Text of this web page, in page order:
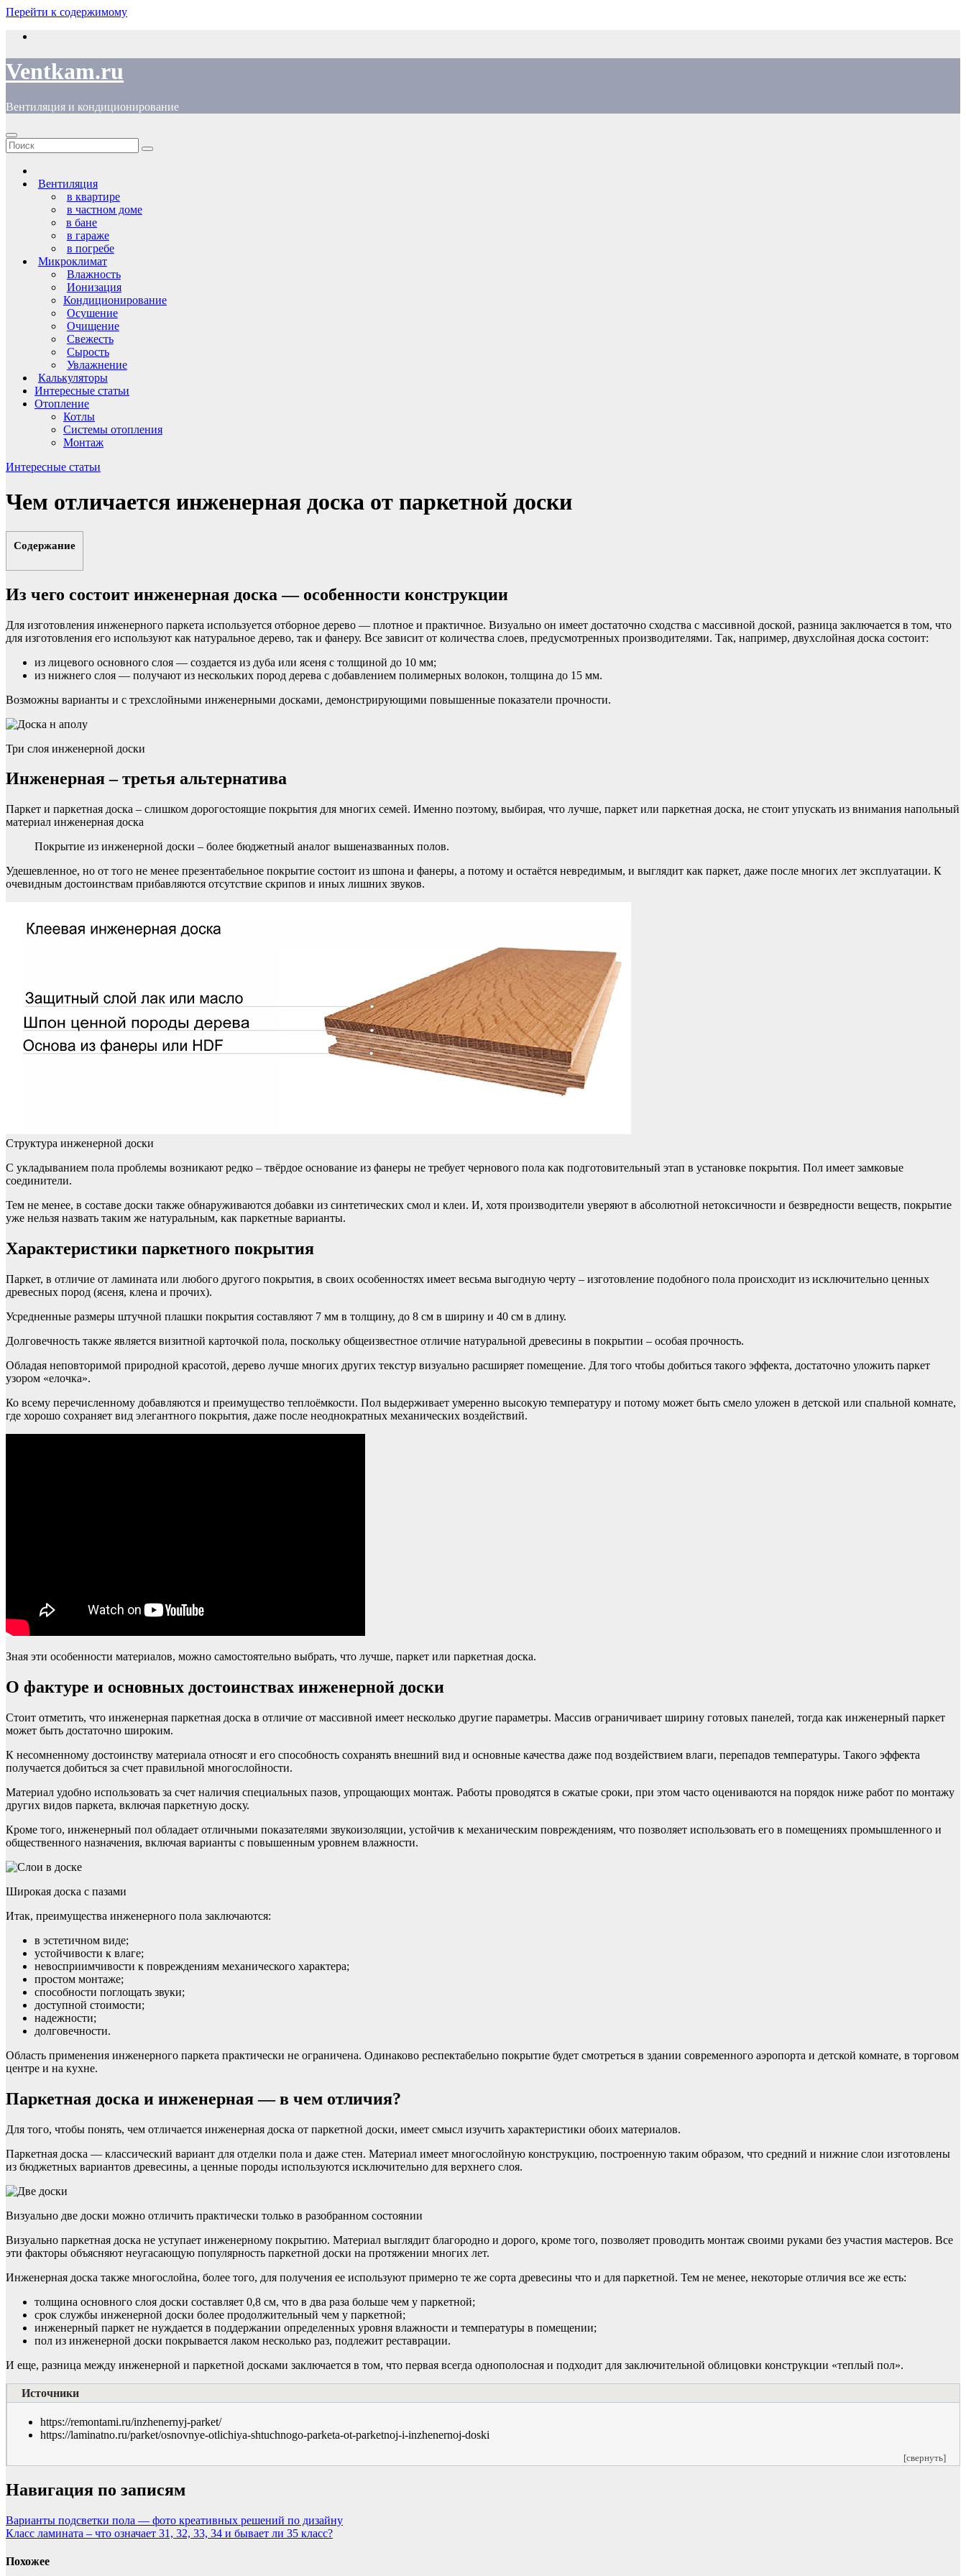
Перейти к содержимому
Ventkam.ru
Вентиляция и кондиционирование
Вентиляция
в квартире
в частном доме
в бане
в гараже
в погребе
Микроклимат
Влажность
Ионизация
Кондиционирование
Осушение
Очищение
Свежесть
Сырость
Увлажнение
Калькуляторы
Интересные статьи
Отопление
Котлы
Системы отопления
Монтаж
Интересные статьи
Чем отличается инженерная доска от паркетной доски
Содержание
Из чего состоит инженерная доска — особенности конструкции
Для изготовления инженерного паркета используется отборное дерево — плотное и практичное. Визуально он имеет достаточно сходства с массивной доской, разница заключается в том, что
для изготовления его используют как натуральное дерево, так и фанеру. Все зависит от количества слоев, предусмотренных производителями. Так, например, двухслойная доска состоит:
из лицевого основного слоя — создается из дуба или ясеня с толщиной до 10 мм;
из нижнего слоя — получают из нескольких пород дерева с добавлением полимерных волокон, толщина до 15 мм.
Возможны варианты и с трехслойными инженерными досками, демонстрирующими повышенные показатели прочности.
Три слоя инженерной доски
Инженерная – третья альтернатива
Паркет и паркетная доска – слишком дорогостоящие покрытия для многих семей. Именно поэтому, выбирая, что лучше, паркет или паркетная доска, не стоит упускать из внимания напольный
материал инженерная доска
Покрытие из инженерной доски – более бюджетный аналог вышеназванных полов.
Удешевленное, но от того не менее презентабельное покрытие состоит из шпона и фанеры, а потому и остаётся невредимым, и выглядит как паркет, даже после многих лет эксплуатации. К
очевидным достоинствам прибавляются отсутствие скрипов и иных лишних звуков.
Структура инженерной доски
С укладыванием пола проблемы возникают редко – твёрдое основание из фанеры не требует чернового пола как подготовительный этап в установке покрытия. Пол имеет замковые
соединители.
Тем не менее, в составе доски также обнаруживаются добавки из синтетических смол и клеи. И, хотя производители уверяют в абсолютной нетоксичности и безвредности веществ, покрытие
уже нельзя назвать таким же натуральным, как паркетные варианты.
Характеристики паркетного покрытия
Паркет, в отличие от ламината или любого другого покрытия, в своих особенностях имеет весьма выгодную черту – изготовление подобного пола происходит из исключительно ценных
древесных пород (ясеня, клена и прочих).
Усредненные размеры штучной плашки покрытия составляют 7 мм в толщину, до 8 см в ширину и 40 см в длину.
Долговечность также является визитной карточкой пола, поскольку общеизвестное отличие натуральной древесины в покрытии – особая прочность.
Обладая неповторимой природной красотой, дерево лучше многих других текстур визуально расширяет помещение. Для того чтобы добиться такого эффекта, достаточно уложить паркет
узором «елочка».
Ко всему перечисленному добавляются и преимущество теплоёмкости. Пол выдерживает умеренно высокую температуру и потому может быть смело уложен в детской или спальной комнате,
где хорошо сохраняет вид элегантного покрытия, даже после неоднократных механических воздействий.
Зная эти особенности материалов, можно самостоятельно выбрать, что лучше, паркет или паркетная доска.
О фактуре и основных достоинствах инженерной доски
Стоит отметить, что инженерная паркетная доска в отличие от массивной имеет несколько другие параметры. Массив ограничивает ширину готовых панелей, тогда как инженерный паркет
может быть достаточно широким.
К несомненному достоинству материала относят и его способность сохранять внешний вид и основные качества даже под воздействием влаги, перепадов температуры. Такого эффекта
получается добиться за счет правильной многослойности.
Материал удобно использовать за счет наличия специальных пазов, упрощающих монтаж. Работы проводятся в сжатые сроки, при этом часто оцениваются на порядок ниже работ по монтажу
других видов паркета, включая паркетную доску.
Кроме того, инженерный пол обладает отличными показателями звукоизоляции, устойчив к механическим повреждениям, что позволяет использовать его в помещениях промышленного и
общественного назначения, включая варианты с повышенным уровнем влажности.
Широкая доска с пазами
Итак, преимущества инженерного пола заключаются:
в эстетичном виде;
устойчивости к влаге;
невосприимчивости к повреждениям механического характера;
простом монтаже;
способности поглощать звуки;
доступной стоимости;
надежности;
долговечности.
Область применения инженерного паркета практически не ограничена. Одинаково респектабельно покрытие будет смотреться в здании современного аэропорта и детской комнате, в торговом
центре и на кухне.
Паркетная доска и инженерная — в чем отличия?
Для того, чтобы понять, чем отличается инженерная доска от паркетной доски, имеет смысл изучить характеристики обоих материалов.
Паркетная доска — классический вариант для отделки пола и даже стен. Материал имеет многослойную конструкцию, построенную таким образом, что средний и нижние слои изготовлены
из бюджетных вариантов древесины, а ценные породы используются исключительно для верхнего слоя.
Визуально две доски можно отличить практически только в разобранном состоянии
Визуально паркетная доска не уступает инженерному покрытию. Материал выглядит благородно и дорого, кроме того, позволяет проводить монтаж своими руками без участия мастеров. Все
эти факторы объясняют неугасающую популярность паркетной доски на протяжении многих лет.
Инженерная доска также многослойна, более того, для получения ее используют примерно те же сорта древесины что и для паркетной. Тем не менее, некоторые отличия все же есть:
толщина основного слоя доски составляет 0,8 см, что в два раза больше чем у паркетной;
срок службы инженерной доски более продолжительный чем у паркетной;
инженерный паркет не нуждается в поддержании определенных уровня влажности и температуры в помещении;
пол из инженерной доски покрывается лаком несколько раз, подлежит реставрации.
И еще, разница между инженерной и паркетной досками заключается в том, что первая всегда однополосная и подходит для заключительной облицовки конструкции «теплый пол».
Источники
https://remontami.ru/inzhenernyj-parket/
https://laminatno.ru/parket/osnovnye-otlichiya-shtuchnogo-parketa-ot-parketnoj-i-inzhenernoj-doski
[свернуть]
Навигация по записям
Варианты подсветки пола — фото креативных решений по дизайну
Класс ламината – что означает 31, 32, 33, 34 и бывает ли 35 класс?
Похожее